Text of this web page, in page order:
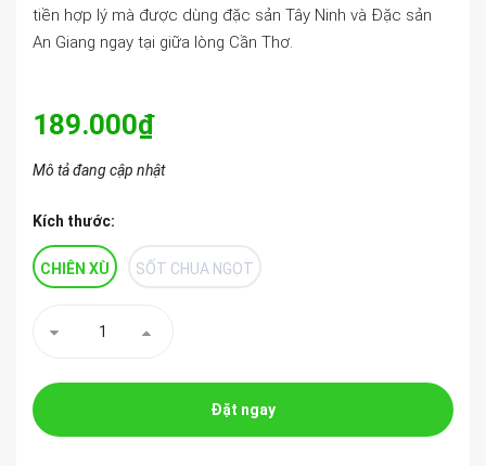
tiền hợp lý mà được dùng đặc sản Tây Ninh và Đặc sản
An Giang ngay tại giữa lòng Cần Thơ.
189.000₫
Mô tả đang cập nhật
Kích thước:
CHIÊN XÙ SỐT CHUA NGỌT
Đặt ngay